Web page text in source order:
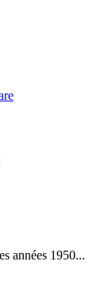
années 1950...